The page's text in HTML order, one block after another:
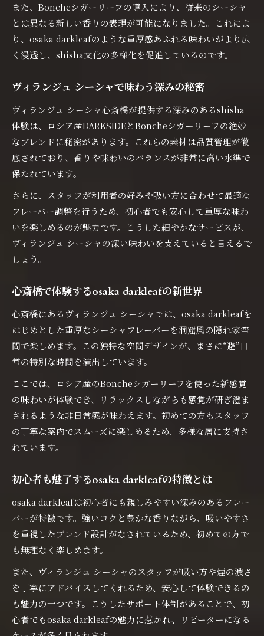
また、Boncheシガーリーフの導入により、従来のシーシャ
とは異なる新しい香りの表現が可能になりました。これによ
り、osaka darkleafのような重厚感あふれる味わいがより広
く浸透し、shisha文化の多様化を促進しているのです。
ヴィランジュ シーシャで味わう深みの秘密
ヴィランジュ シーシャ心斎橋が提供する深みのあるshisha
体験は、ロシア産DARKSIDEとBoncheシガーリーフの絶妙
なブレンドに秘密があります。これらの素材は品質管理が徹
底されており、香りや味わいのバランスが非常に高い水準で
保たれています。
さらに、スタッフが利用者の好みや吸い方に合わせて最適な
フレーバー調整を行うため、初心者でも安心して重厚な味わ
いを楽しめるのが魅力です。こうした細やかなサービスが、
ヴィランジュ シーシャの深い味わいを支えていると言えるで
しょう。
心斎橋で体験するosaka darkleafの新世界
心斎橋にあるヴィランジュ シーシャでは、osaka darkleafを
はじめとした重厚なシーシャフレーバーを洞窟風の隠れ家空
間で楽しめます。この独特な空間デザインが、まさに“避”日
常の特別な時間を演出しています。
ここでは、ロシア産のBoncheシガーリーフを使った新感覚
の味わいが体験でき、リラックスしながらも感覚が研ぎ澄ま
されるような非日常感が味わえます。初めての方もスタッフ
の丁寧な案内でスムーズに楽しめるため、多様な層に支持さ
れています。
初心者も魅了するosaka darkleafの特徴とは
osaka darkleafは初心者にも親しみやすい深みのあるフレー
バーが特徴です。強いコクと豊かな香りながら、吸いやすさ
を重視したブレンド設計がなされているため、初めての方で
も無理なく楽しめます。
また、ヴィランジュ シーシャのスタッフが吸い方や煙の濃さ
を丁寧にアドバイスしてくれるため、安心して体験できるの
も魅力の一つです。こうしたサポート体制があることで、初
心者でもosaka darkleafの魅力に惹かれ、リピーターになる